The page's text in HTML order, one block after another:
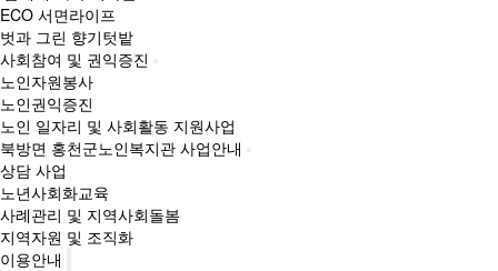
ECO 서면라이프
벗과 그린 향기텃밭
사회참여 및 권익증진
노인자원봉사
노인권익증진
노인 일자리 및 사회활동 지원사업
북방면 홍천군노인복지관 사업안내
상담 사업
노년사회화교육
사례관리 및 지역사회돌봄
지역자원 및 조직화
이용안내